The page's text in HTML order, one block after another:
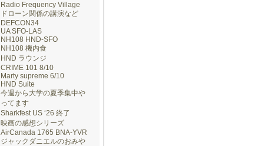
Radio Frequency Village
ドローン関係の講演など
DEFCON34
UA SFO-LAS
NH108 HND-SFO
NH108 機内食
HND ラウンジ
CRIME 101 8/10
Marty supreme 6/10
HND Suite
今週から大学の夏季集中や
ってます
Sharkfest US ‘26 終了
映画の感想シリーズ
AirCanada 1765 BNA-YVR
ジャックダニエルのおみや